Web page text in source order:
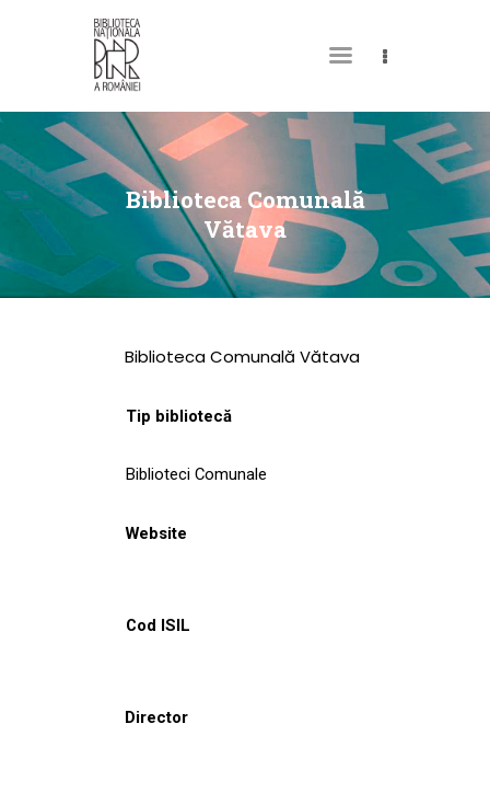
Biblioteca Comunală
Vătava
DESPRE NOI
PERMISUL MEU DE
BIBLIOTECĂ
CATALOAGE ȘI
COLECȚII
CULTURALE
NOUTĂȚI
Biblioteca Comunală Vătava
Tip bibliotecă
Biblioteci Comunale
Website
Cod ISIL
Director